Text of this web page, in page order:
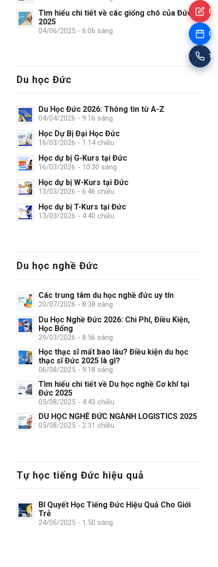
Tìm hiểu chi tiết về các giống chó của Đức
2025
04/06/2025 - 6:06 sáng
Du học Đức
Du Học Đức 2026: Thông tin từ A-Z
04/04/2026 - 9:16 sáng
Học Dự Bị Đại Học Đức
16/03/2026 - 1:14 chiều
Học dự bị G-Kurs tại Đức
16/03/2026 - 10:30 sáng
Học dự bị W-Kurs tại Đức
13/03/2026 - 6:46 chiều
Học dự bị T-Kurs tại Đức
13/03/2026 - 4:40 chiều
Du học nghề Đức
Các trung tâm du học nghề đức uy tín
20/07/2026 - 8:38 sáng
Du Học Nghề Đức 2026: Chi Phí, Điều Kiện,
Học Bổng
29/03/2026 - 8:56 sáng
Học thạc sĩ mất bao lâu? Điều kiện du học
thạc sĩ Đức 2025 là gì?
06/08/2025 - 9:18 sáng
Tìm hiểu chi tiết về Du học nghề Cơ khí tại
Đức 2025
05/08/2025 - 4:43 chiều
DU HỌC NGHỀ ĐỨC NGÀNH LOGISTICS 2025
05/08/2025 - 2:31 chiều
Tự học tiếng Đức hiệu quả
Bí Quyết Học Tiếng Đức Hiệu Quả Cho Giới
Trẻ
24/06/2025 - 1:50 sáng
Tư